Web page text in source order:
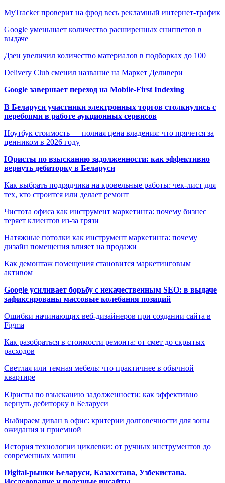
MyTracker проверит на фрод весь рекламный интернет-трафик
Google уменьшает количество расширенных сниппетов в
выдаче
Дзен увеличил количество материалов в подборках до 100
Delivery Club сменил название на Маркет Деливери
Google завершает переход на Mobile-First Indexing
В Беларуси участники электронных торгов столкнулись с
перебоями в работе аукционных сервисов
Ноутбук стоимость — полная цена владения: что прячется за
ценником в 2026 году
Юристы по взысканию задолженности: как эффективно
вернуть дебиторку в Беларуси
Как выбрать подрядчика на кровельные работы: чек-лист для
тех, кто строится или делает ремонт
Чистота офиса как инструмент маркетинга: почему бизнес
теряет клиентов из-за грязи
Натяжные потолки как инструмент маркетинга: почему
дизайн помещения влияет на продажи
Как демонтаж помещения становится маркетинговым
активом
Google усиливает борьбу с некачественным SEO: в выдаче
зафиксированы массовые колебания позиций
Ошибки начинающих веб-дизайнеров при создании сайта в
Figma
Как разобраться в стоимости ремонта: от смет до скрытых
расходов
Светлая или темная мебель: что практичнее в обычной
квартире
Юристы по взысканию задолженности: как эффективно
вернуть дебиторку в Беларуси
Выбираем диван в офис: критерии долговечности для зоны
ожидания и приемной
История технологии циклевки: от ручных инструментов до
современных машин
Digital-рынки Беларуси, Казахстана, Узбекистана.